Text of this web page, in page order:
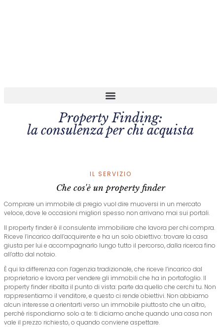
Property Finding:
la consulenza per chi acquista
IL SERVIZIO
Che cos'è un property finder
Comprare un immobile di pregio vuol dire muoversi in un mercato
veloce, dove le occasioni migliori spesso non arrivano mai sui portali.
Il property finder è il consulente immobiliare che lavora per chi compra.
Riceve l’incarico dall’acquirente e ha un solo obiettivo: trovare la casa
giusta per lui e accompagnarlo lungo tutto il percorso, dalla ricerca fino
all’atto dal notaio.
È qui la differenza con l’agenzia tradizionale, che riceve l’incarico dal
proprietario e lavora per vendere gli immobili che ha in portafoglio. Il
property finder ribalta il punto di vista: parte da quello che cerchi tu. Non
rappresentiamo il venditore, e questo ci rende obiettivi. Non abbiamo
alcun interesse a orientarti verso un immobile piuttosto che un altro,
perché rispondiamo solo a te: ti diciamo anche quando una casa non
vale il prezzo richiesto, o quando conviene aspettare.